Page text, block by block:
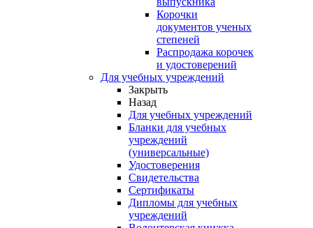
Корочки
документов ученых
степеней
Распродажа корочек
и удостоверений
Для учебных учреждений
Закрыть
Назад
Для учебных учреждений
Бланки для учебных
учреждений
(универсальные)
Удостоверения
Свидетельства
Сертификаты
Дипломы для учебных
учреждений